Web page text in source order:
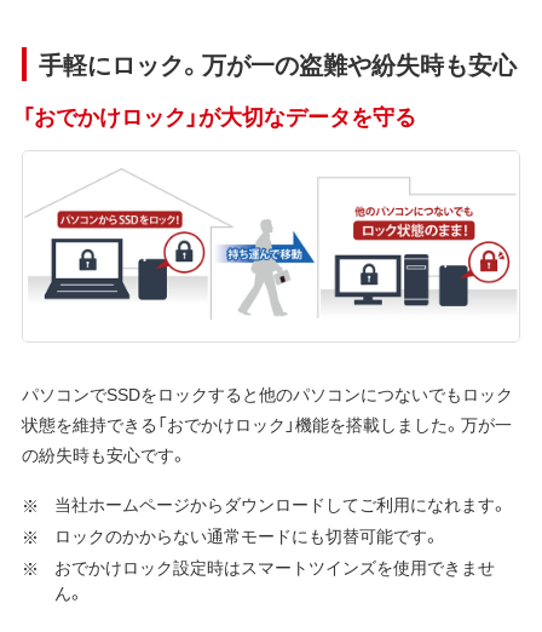
手軽にロック。万が一の盗難や紛失時も安心
「おでかけロック」が大切なデータを守る
パソコンでSSDをロックすると他のパソコンにつないでもロック
状態を維持できる「おでかけロック」機能を搭載しました。万が一
の紛失時も安心です。
当社ホームページからダウンロードしてご利用になれます。
ロックのかからない通常モードにも切替可能です。
おでかけロック設定時はスマートツインズを使用できませ
ん。